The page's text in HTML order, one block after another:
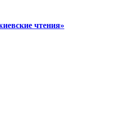
чтения»